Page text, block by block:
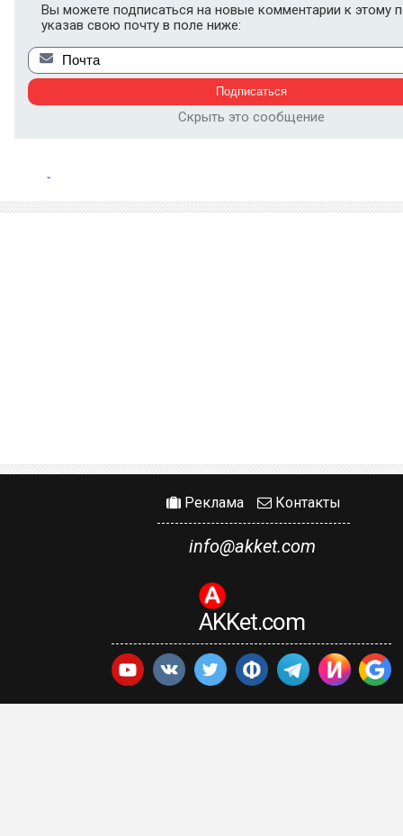
Вы можете подписаться на новые комментарии к этому
указав свою почту в поле ниже:
Скрыть это сообщение
Реклама Контакты
info@akket.com
AKKet.com